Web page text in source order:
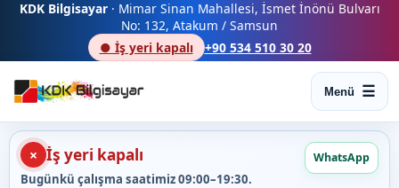
KDK Bilgisayar· Mimar Sinan Mahallesi, İsmet İnönü Bulvarı
No: 132, Atakum / Samsun
● İş yeri kapalı
+90 534 510 30 20
Menü
× İş yeri kapalı
Bugünkü çalışma saatimiz 09:00–19:30.
WhatsApp